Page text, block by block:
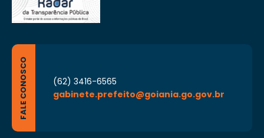
FALE CONOSCO
(62) 3416-6565
gabinete.prefeito@goiania.go.gov.br